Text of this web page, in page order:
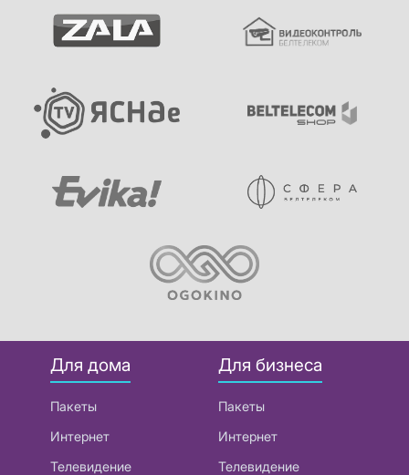
Для дома
Пакеты
Интернет
Телевидение
Для бизнеса
Пакеты
Интернет
Телевидение